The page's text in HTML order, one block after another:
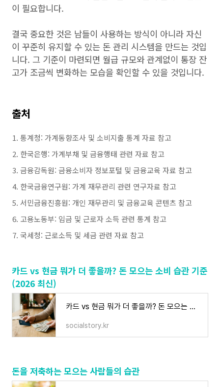
이 필요합니다.
결국 중요한 것은 남들이 사용하는 방식이 아니라 자신
이 꾸준히 유지할 수 있는 돈 관리 시스템을 만드는 것입
니다. 그 기준이 마련되면 월급 규모와 관계없이 통장 잔
고가 조금씩 변화하는 모습을 확인할 수 있을 것입니다.
출처
통계청: 가계동향조사 및 소비지출 통계 자료 참고
한국은행: 가계부채 및 금융행태 관련 자료 참고
금융감독원: 금융소비자 정보포털 및 금융교육 자료 참고
한국금융연구원: 가계 재무관리 관련 연구자료 참고
서민금융진흥원: 개인 재무관리 및 금융교육 콘텐츠 참고
고용노동부: 임금 및 근로자 소득 관련 통계 참고
국세청: 근로소득 및 세금 관련 자료 참고
카드 vs 현금 뭐가 더 좋을까? 돈 모으는 소비 습관 기준
(2026 최신)
카드 vs 현금 뭐가 더 좋을까? 돈 모으는 소비 습관 기준 (2026 최신)
socialstory.kr
돈을 저축하는 모으는 사람들의 습관